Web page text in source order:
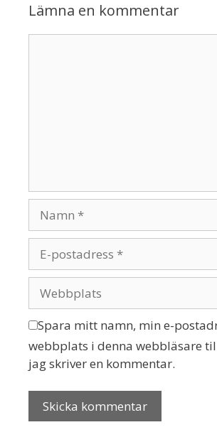
Lämna en kommentar
Spara mitt namn, min e-
webbplats i denna webbläsare
jag skriver en kommentar.